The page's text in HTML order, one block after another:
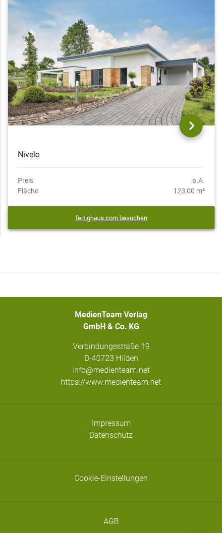
Nivelo
Preis
a.A.
Fläche
123,00 m²
fertighaus.com besuchen
MedienTeam Verlag
GmbH & Co. KG
Verbindungsstraße 19
D-40723 Hilden
info@medienteam.net
https://www.medienteam.net
Impressum
Datenschutz
Cookie-Einstellungen
AGB